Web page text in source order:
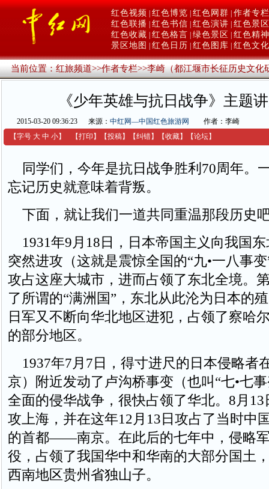
红色视频 红色博览 红色网群 作者专栏
红色联播 红色书信 红色演讲 红色景区
红色收藏 红色格言 绿色景区
红色精神
景区地图
红色日历 红色图库 红色文化
当前位置：红旅频道>>作者专栏>>李崎（都江堰市长征历史文化
《少年英雄与抗日战争》主题
2015-03-20 09:36:23 来源： 中红网—中国红色旅游网
作者：李崎
【字号 大 中 小】 【打印 】 【投稿】 【纠错】 【收藏】 【论坛】
同学们，今年是抗日战争胜利70周年。
忘记历史就意味着背叛。
下面，就让我们一道共同重温那段历
1931年9月18日，日本帝国主义向我国
突然进攻（这就是震惊全国的“九•一八事
攻占这座大城市，进而占领了东北全境。
了所谓的“满洲国”，东北从此沦为日本的
日军又不断向华北地区进犯，占领了察哈
的部分地区。
1937年7月7日，得寸进尺的日本侵略者
京）附近发动了卢沟桥事变（也叫“七•七
全面的侵华战争，很快占领了华北。8月
攻上海，并在这年12月13日攻占了当时中
的首都——南京。在此后的七年中，侵略
役，占领了我国华中和华南的大部分国土
西南地区贵州省独山子。